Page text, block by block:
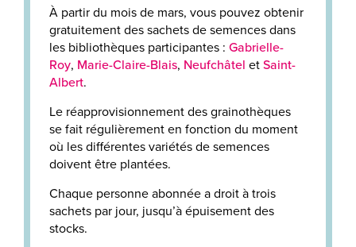
À partir du mois de mars, vous pouvez obtenir
gratuitement des sachets de semences dans
les bibliothèques participantes :Gabrielle-
Roy, Marie-Claire-Blais, Neufchâtel etSaint-
Albert.
Le réapprovisionnement des grainothèques
se fait régulièrement en fonction du moment
où les différentes variétés de semences
doivent être plantées.
Chaque personne abonnée a droit à trois
sachets par jour, jusqu’à épuisement des
stocks.